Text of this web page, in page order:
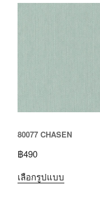
80077 CHASEN
฿490
เลือกรูปแบบ